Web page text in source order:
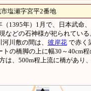
瀬字宮平2番地
1395年）1月で、日本武命
などの石神様が祀られている
川敷の間は、 彼岸花で赤く
トの橋脚の上に幅30～
は、500m程上流に橋があ